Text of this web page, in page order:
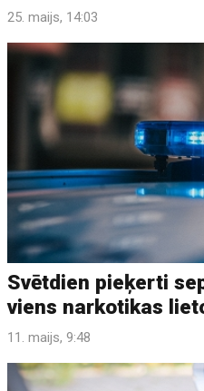
25. maijs, 14:03
Svētdien pieķerti
viens narkotikas
11. maijs, 9:48